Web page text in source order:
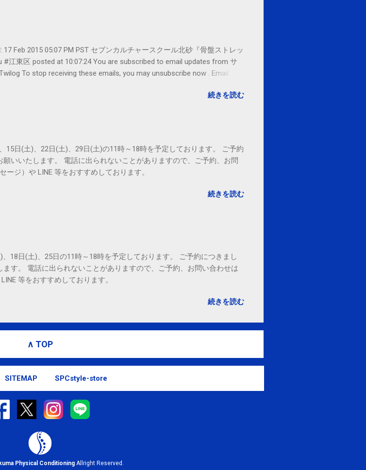
Feb 2015 05:07 PM PST セブンカルチャースクール北砂『骨盤ストレッ
江東区 posted at 10:07:24 You are subscribed to email updates from サ
To stop receiving these emails, you may unsubscribe now . Email
続きを読む
15日(土)、22日(土)、29日(土)の11時～18時を予定しております。 ご予約
いいたします。 電話に出られないことがありますので、ご予約、お問
ージ）や LINE 等をおすすめしております。
続きを読む
18日(土)、25日の11時～18時を予定しております。 ご予約につきまし
す。 電話に出られないことがありますので、ご予約、お問い合わせは
等をおすすめしております。
続きを読む
∧ TOP
SITEMAP SPCstyle-store
Physical Conditioning Allright Reserved.